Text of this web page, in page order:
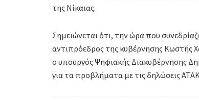
της Νίκαιας.
Σημειώνεται ότι, την ώρα που
αντιπρόεδρος της κυβέρνησης Κωστής
ο υπουργός Ψηφιακής Διακυβέρνησης
για τα προβλήματα με τις δηλώσεις